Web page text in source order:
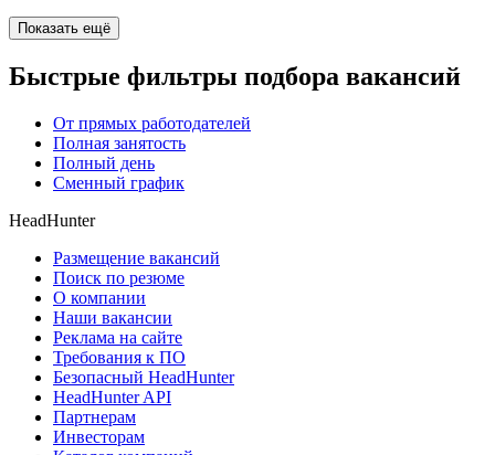
Показать ещё
Быстрые фильтры подбора вакансий
От прямых работодателей
Полная занятость
Полный день
Сменный график
HeadHunter
Размещение вакансий
Поиск по резюме
О компании
Наши вакансии
Реклама на сайте
Требования к ПО
Безопасный HeadHunter
HeadHunter API
Партнерам
Инвесторам